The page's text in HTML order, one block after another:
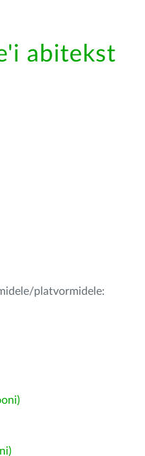
abitekst
platvormidele: